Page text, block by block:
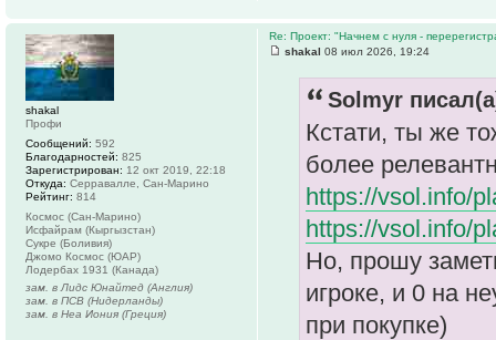
Re: Проект: "Начнем с нуля -
shakal 08 июл 2026, 19:24
Solmyr
Кстати, ты же
более
https://vsol.info/
https://vsol.info/
Но, прошу
игроке, и 0 на
при покупке)
shakal
Профи
Сообщений: 592
Благодарностей: 825
Зарегистрирован: 12 окт 2019, 22:18
Откуда: Серравалле, Сан-Марино
Рейтинг: 814
Космос (Сан-Марино)
Исфайрам (Кыргызстан)
Сукре (Боливия)
Джомо Космос (ЮАР)
Лодербах 1931 (Канада)
зам. в Лидс Юнайтед (Англия)
зам. в ПСВ (Нидерланды)
зам. в Неа Иония (Греция)